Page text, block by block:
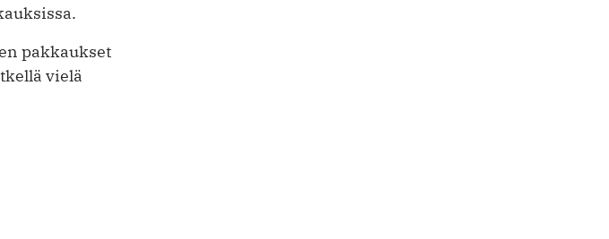
pakkaukset
vielä